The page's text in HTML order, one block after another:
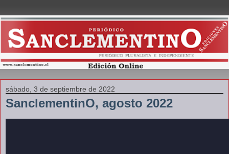
sábado, 3 de septiembre de 2022
SanclementinO, agosto 2022